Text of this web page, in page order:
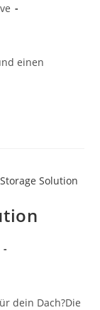
einen
dein Dach?Die